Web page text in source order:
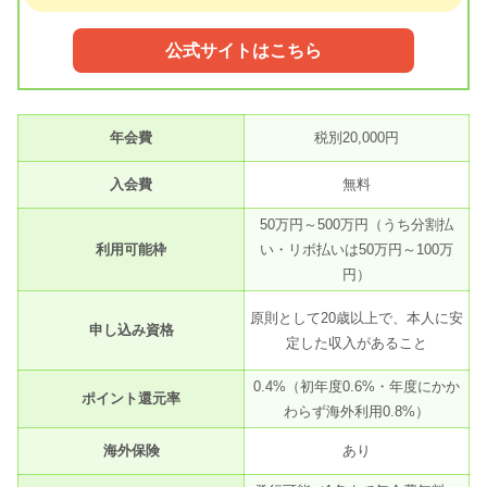
公式サイトはこちら
年会費 税別20,000円
入会費 無料
利用可能枠
50万円～500万円（うち分割払
い・リボ払いは50万円～100万
円）
申し込み資格
原則として20歳以上で、本人に安
定した収入があること
ポイント還元率
0.4%（初年度0.6%・年度にかか
わらず海外利用0.8%）
海外保険 あり